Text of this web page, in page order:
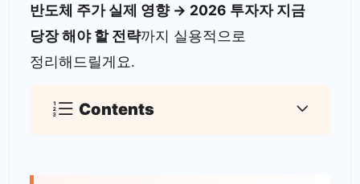
반도체 주가 실제 영향 → 2026 투자자 지금
당장 해야 할 전략까지 실용적으로
정리해드릴게요.
Contents